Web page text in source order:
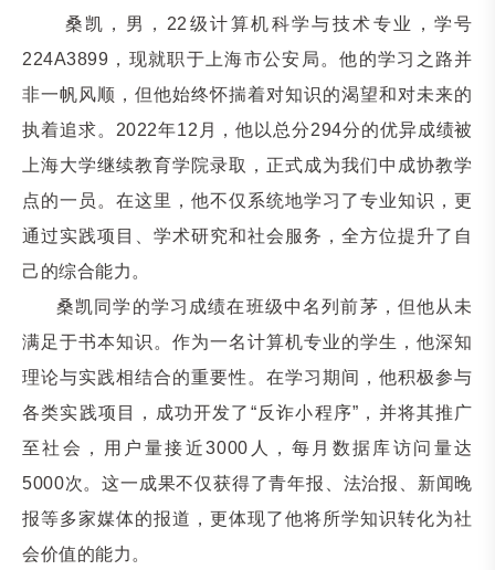
桑凯，男， 22级计算机科学与技术专业
，学号
224A3899 ，现就职于上海市公安局。他的学习之路并
非一帆风顺，但他始终怀揣着对知识的渴望和对未来的
执着追求。2022年12月，他以总分294分的优异成绩被
上海大学继续教育学院录取，正式成为我们中成协教学
点的一员。在这里，他不仅系统地学习了专业知识，更
通过实践项目、学术研究和社会服务，全方位提升了自
己的综合能力 。
桑凯同学的学习成绩在班级中名列前茅，但他从未
满足于书本知识。作为一名计算机专业的学生，他深知
理论与实践相结合的重要性。在学习期间，他积极参与
各类实践项目，成功开发了“反诈小程序”，并将其推广
至社会，用户量接近3000人，每月数据库访问量达
5000次。这一成果不仅获得了青年报、法治报、新闻晚
报等多家媒体的报道，更体现了他将所学知识转化为社
会价值的能力。